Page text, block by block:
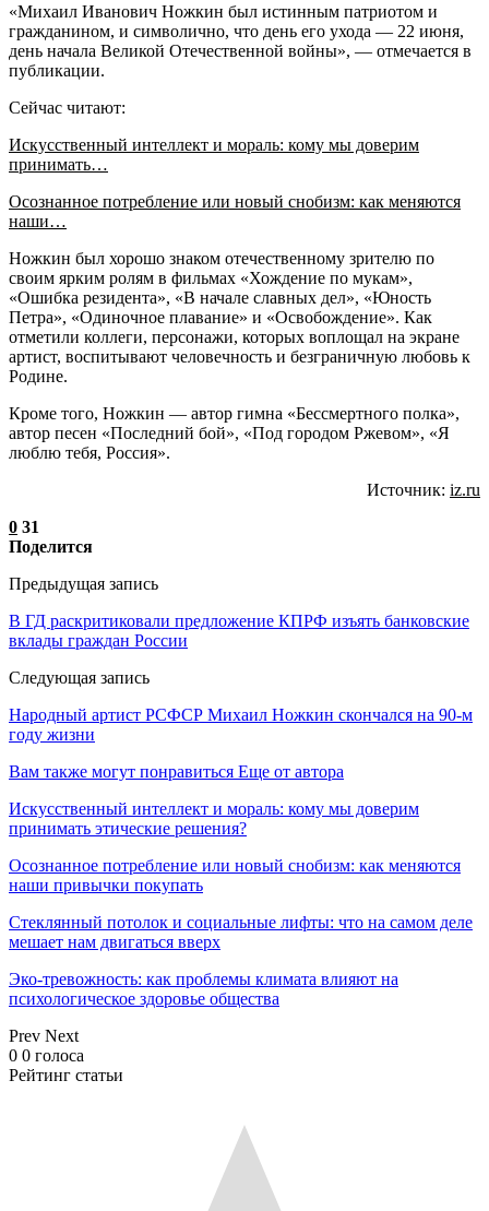
«Михаил Иванович Ножкин был истинным патриотом и
гражданином, и символично, что день его ухода — 22 июня,
день начала Великой Отечественной войны», — отмечается в
публикации.
Сейчас читают:
Искусственный интеллект и мораль: кому мы доверим
принимать…
Осознанное потребление или новый снобизм: как меняются
наши…
Ножкин был хорошо знаком отечественному зрителю по
своим ярким ролям в фильмах «Хождение по мукам»,
«Ошибка резидента», «В начале славных дел», «Юность
Петра», «Одиночное плавание» и «Освобождение». Как
отметили коллеги, персонажи, которых воплощал на экране
артист, воспитывают человечность и безграничную любовь к
Родине.
Кроме того, Ножкин — автор гимна «Бессмертного полка»,
автор песен «Последний бой», «Под городом Ржевом», «Я
люблю тебя, Россия».
Источник: iz.ru
0 31
Поделится
Предыдущая запись
В ГД раскритиковали предложение КПРФ изъять банковские
вклады граждан России
Следующая запись
Народный артист РСФСР Михаил Ножкин скончался на 90-м
году жизни
Вам также могут понравиться Еще от автора
Искусственный интеллект и мораль: кому мы доверим
принимать этические решения?
Осознанное потребление или новый снобизм: как меняются
наши привычки покупать
Стеклянный потолок и социальные лифты: что на самом деле
мешает нам двигаться вверх
Эко-тревожность: как проблемы климата влияют на
психологическое здоровье общества
Prev Next
0 0 голоса
Рейтинг статьи